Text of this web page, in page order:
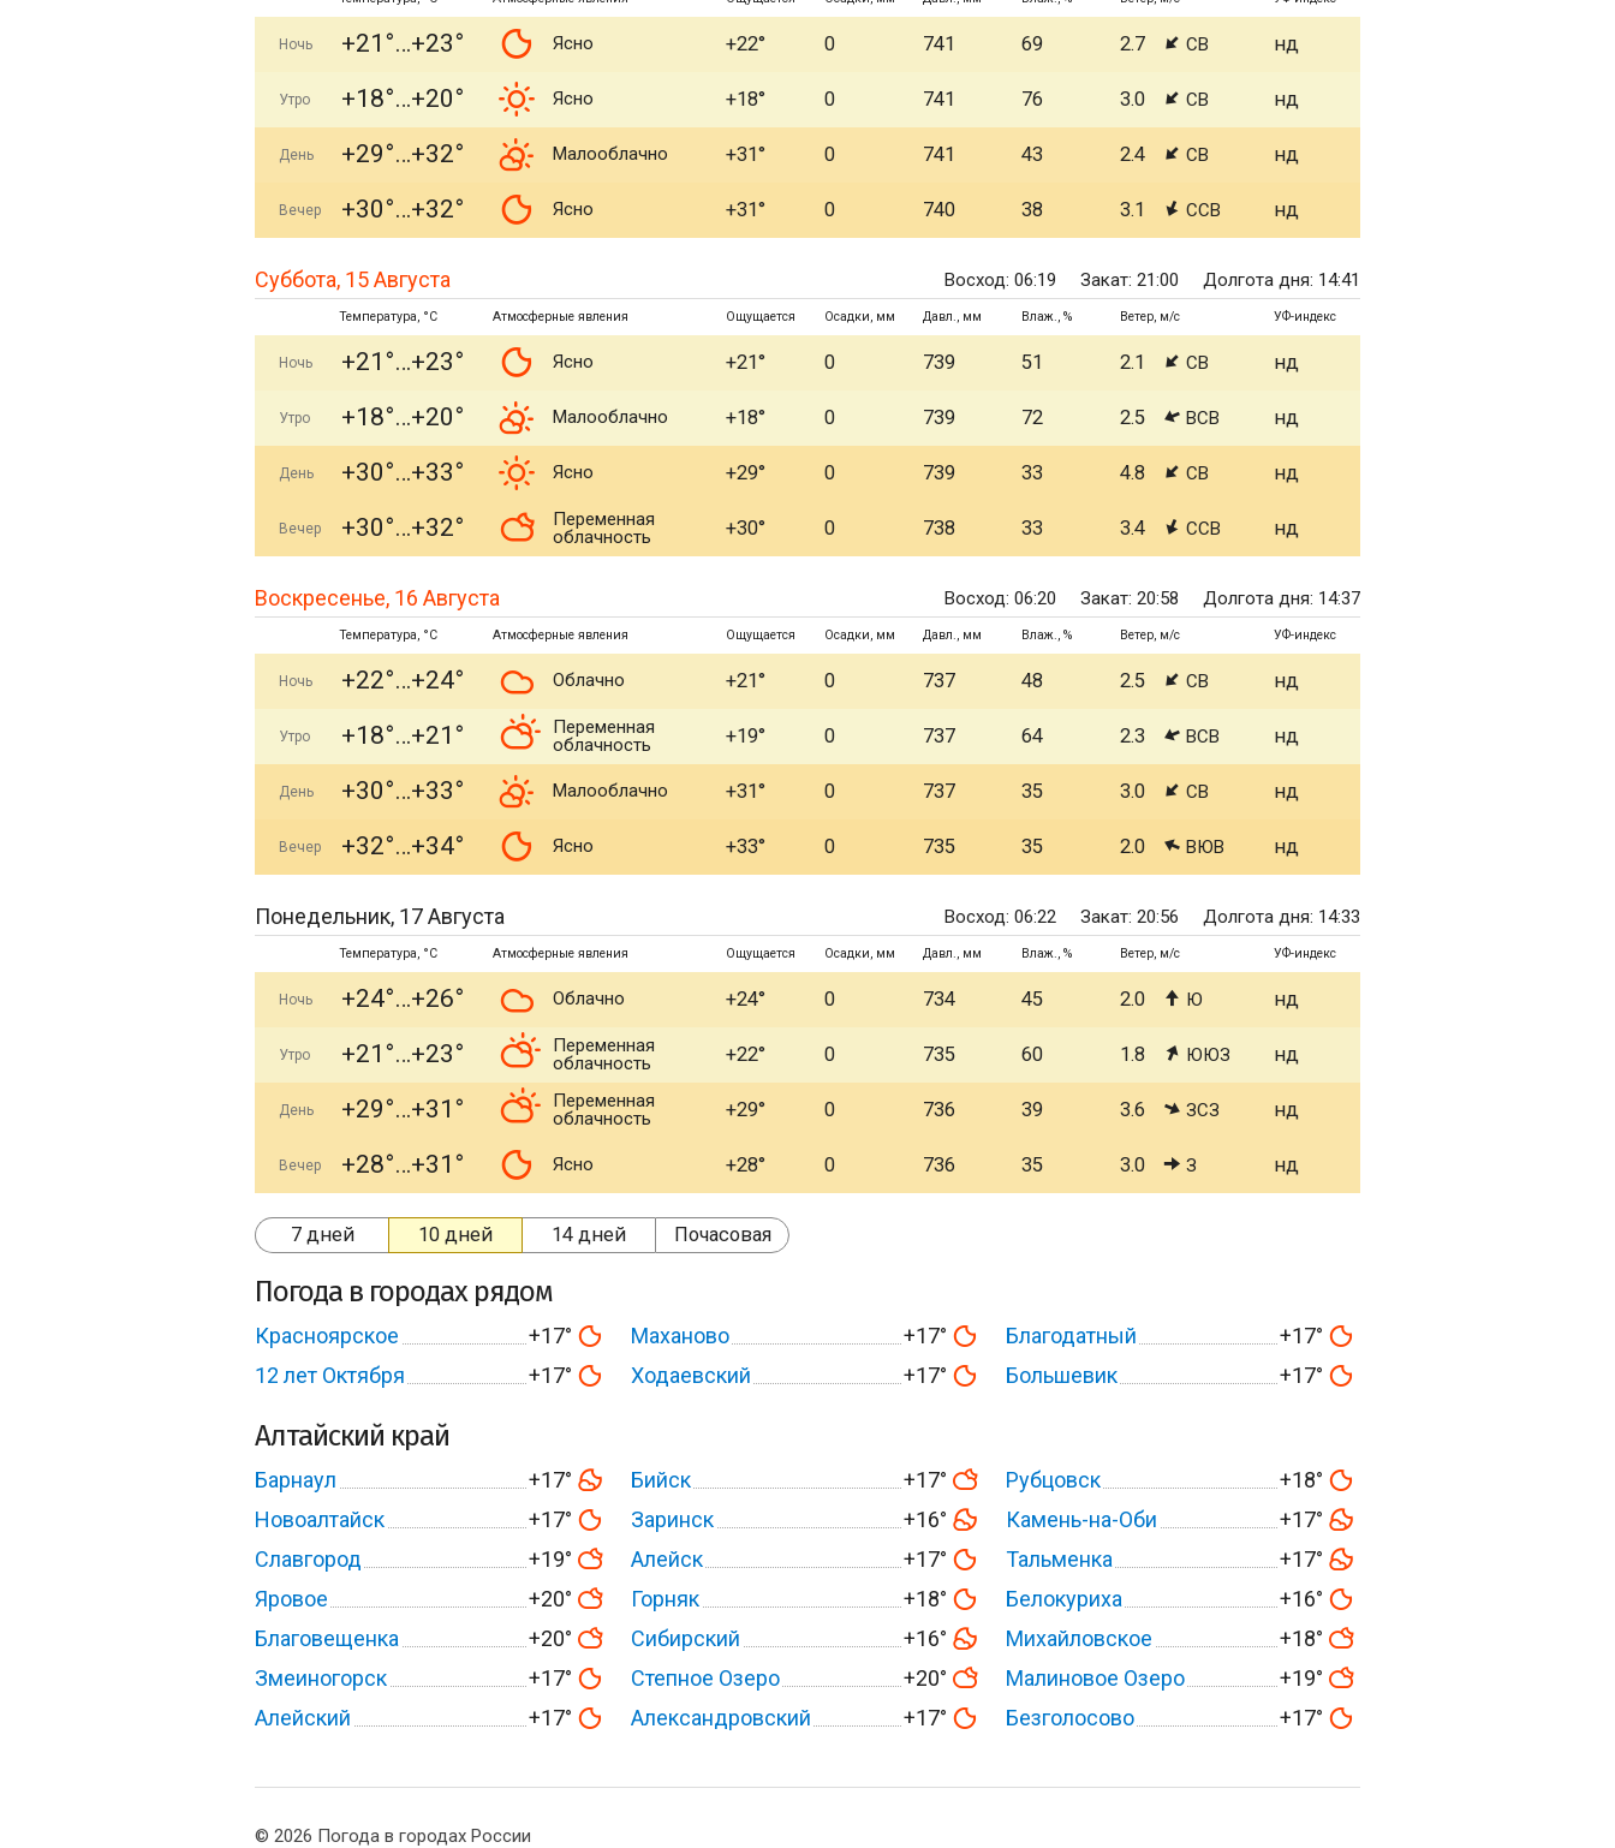
Ночь +21° +23° Ясно +22° 0 741 69 2.7 СВ нд
Утро +18° +20° Ясно +18° 0 741 76 3.0 СВ нд
День +29° +32° Малооблачно +31° 0 741 43 2.4 СВ нд
Вечер +30° +32° Ясно +31° 0 740 38 3.1 ССВ нд
Суббота, 15 Августа Восход: 06:19 Закат: 21:00 Долгота дня: 14:41
Температура, °C Атмосферные явления Ощущается Осадки, мм Давл., мм Влаж., % Ветер, м/с УФ-индекс
Ночь +21° +23° Ясно +21° 0 739 51 2.1 СВ нд
Утро +18° +20° Малооблачно +18° 0 739 72 2.5 ВСВ нд
День +30° +33° Ясно +29° 0 739 33 4.8 СВ нд
Вечер +30° +32°
Переменная
облачность
+30° 0 738 33 3.4 ССВ нд
Воскресенье, 16 Августа Восход: 06:20 Закат: 20:58 Долгота дня: 14:37
Температура, °C Атмосферные явления Ощущается Осадки, мм Давл., мм Влаж., % Ветер, м/с УФ-индекс
Ночь +22° +24° Облачно +21° 0 737 48 2.5 СВ нд
Утро +18° +21°
Переменная
облачность
+19° 0 737 64 2.3 ВСВ нд
День +30° +33° Малооблачно +31° 0 737 35 3.0 СВ нд
Вечер +32° +34° Ясно +33° 0 735 35 2.0 ВЮВ нд
Понедельник, 17 Августа Восход: 06:22 Закат: 20:56 Долгота дня: 14:33
Температура, °C Атмосферные явления Ощущается Осадки, мм Давл., мм Влаж., % Ветер, м/с УФ-индекс
Ночь +24° +26° Облачно +24° 0 734 45 2.0 Ю нд
Утро +21° +23°
Переменная
облачность
+22° 0 735 60 1.8 ЮЮЗ нд
День +29° +31°
Переменная
облачность
+29° 0 736 39 3.6 ЗСЗ нд
Вечер +28° +31° Ясно +28° 0 736 35 3.0 З нд
7 дней 10 дней 14 дней Почасовая
Погода в городах рядом
Красноярское +17° Маханово +17° Благодатный
+17°
12 лет Октября
+17° Ходаевский +17° Большевик +17°
Алтайский край
Барнаул +17° Бийск +17° Рубцовск
+18°
Новоалтайск
+17° Заринск +16° Камень-на-Оби
+17°
Славгород
+19° Алейск +17° Тальменка
+17°
Яровое
+20° Горняк +18° Белокуриха
+16°
Благовещенка
+20° Сибирский +16° Михайловское
+18°
Змеиногорск
+17° Степное Озеро +20° Малиновое Озеро
+19°
Алейский
+17° Александровский +17° Безголосово +17°
© 2026 Погода в городах России